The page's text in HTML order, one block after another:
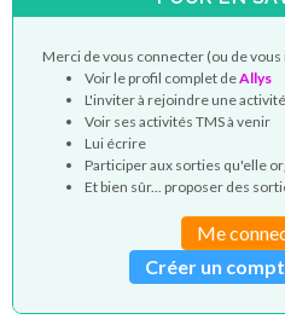
Merci de vous connecter (ou de
Voir le profil complet deAllys
L'inviter à rejoindre une activité
Voir ses activités TMS à venir
Lui écrire
Participer aux sorties qu'elle
Et bien sûr... proposer des
Me
Créer un